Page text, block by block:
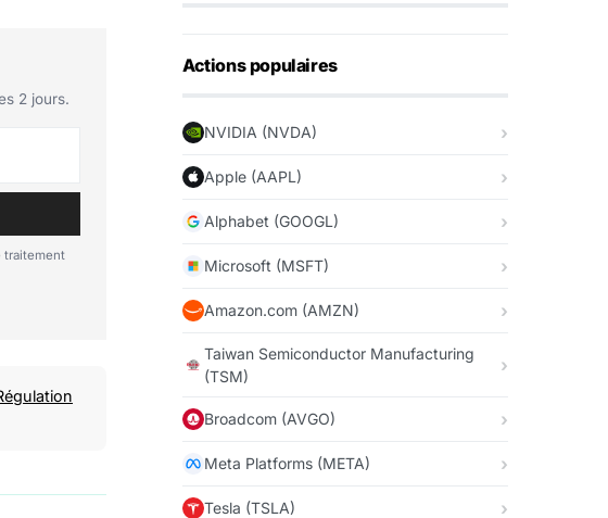
2 jours.
traitement
Actions populaires
NVIDIA (NVDA)
Apple (AAPL)
Alphabet (GOOGL)
Microsoft (MSFT)
Amazon.com (AMZN)
Taiwan Semiconductor Manufacturing
(TSM)
Broadcom (AVGO)
Meta Platforms (META)
Tesla (TSLA)